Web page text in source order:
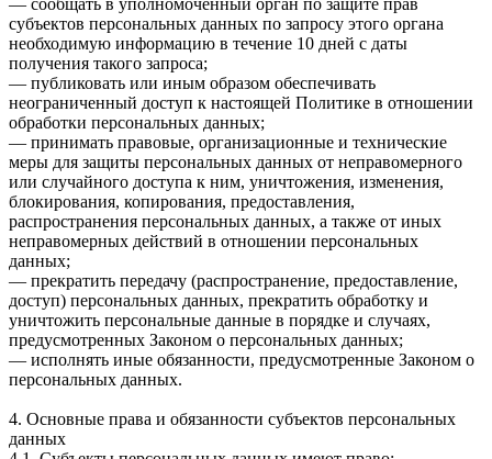
субъектов персональных данных по запросу этого органа
необходимую информацию в течение 10 дней с даты
получения такого запроса;
— публиковать или иным образом обеспечивать
неограниченный доступ к настоящей Политике в отношении
обработки персональных данных;
— принимать правовые, организационные и технические
меры для защиты персональных данных от неправомерного
или случайного доступа к ним, уничтожения, изменения,
блокирования, копирования, предоставления,
распространения персональных данных, а также от иных
неправомерных действий в отношении персональных
данных;
— прекратить передачу (распространение, предоставление,
доступ) персональных данных, прекратить обработку и
уничтожить персональные данные в порядке и случаях,
предусмотренных Законом о персональных данных;
— исполнять иные обязанности, предусмотренные Законом о
персональных данных.
4. Основные права и обязанности субъектов персональных
данных